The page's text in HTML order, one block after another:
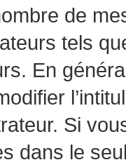
de
tels
En
Si
dans le